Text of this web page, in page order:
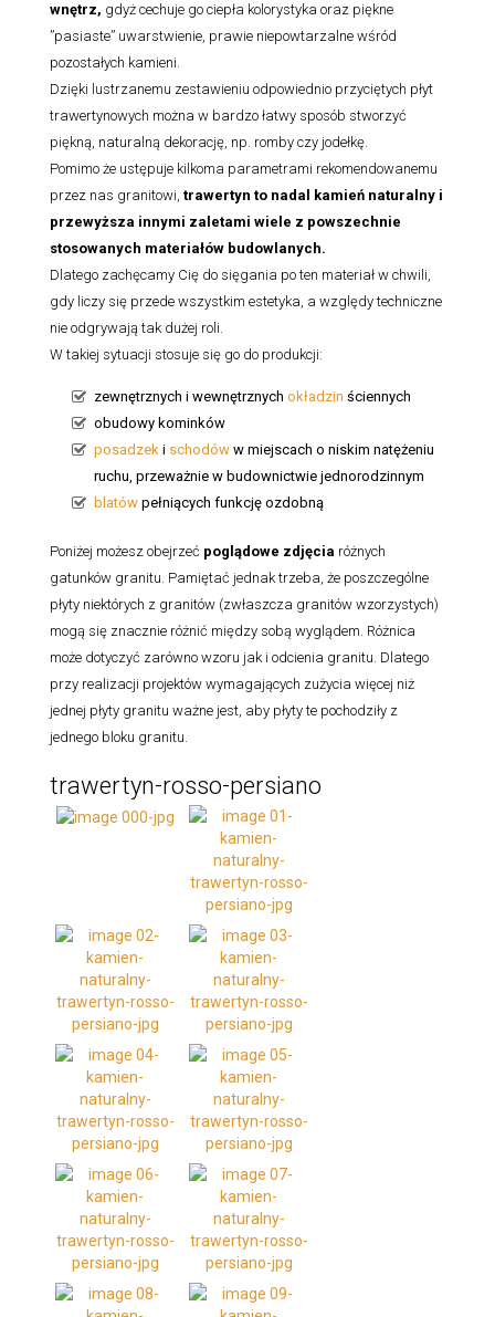
wnętrz, gdyż cechuje go ciepła kolorystyka oraz piękne
”pasiaste” uwarstwienie, prawie niepowtarzalne wśród
pozostałych kamieni.
Dzięki lustrzanemu zestawieniu odpowiednio przyciętych płyt
trawertynowych można w bardzo łatwy sposób stworzyć
piękną, naturalną dekorację, np. romby czy jodełkę.
Pomimo że ustępuje kilkoma parametrami rekomendowanemu
przez nas granitowi, trawertyn to nadal kamień naturalny i
przewyższa innymi zaletami wiele z powszechnie
stosowanych materiałów budowlanych.
Dlatego zachęcamy Cię do sięgania po ten materiał w chwili,
gdy liczy się przede wszystkim estetyka, a względy techniczne
nie odgrywają tak dużej roli.
W takiej sytuacji stosuje się go do produkcji:
zewnętrznych i wewnętrznych okładzin ściennych
obudowy kominków
posadzek i schodów w miejscach o niskim natężeniu
ruchu, przeważnie w budownictwie jednorodzinnym
blatów pełniących funkcję ozdobną
Poniżej możesz obejrzeć poglądowe zdjęcia różnych
gatunków granitu. Pamiętać jednak trzeba, że poszczególne
płyty niektórych z granitów (zwłaszcza granitów wzorzystych)
mogą się znacznie różnić między sobą wyglądem. Różnica
może dotyczyć zarówno wzoru jak i odcienia granitu. Dlatego
przy realizacji projektów wymagających zużycia więcej niż
jednej płyty granitu ważne jest, aby płyty te pochodziły z
jednego bloku granitu.
trawertyn-rosso-persiano